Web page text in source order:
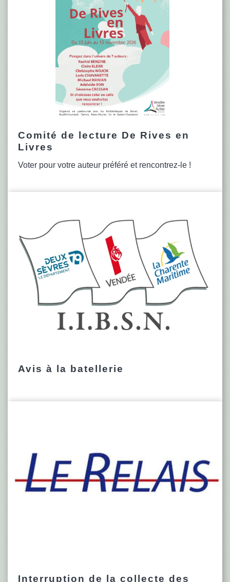
Comité de lecture De Rives en
Livres
Voter pour votre auteur préféré et rencontrez-le !
Avis à la batellerie
Interruption de la collecte des